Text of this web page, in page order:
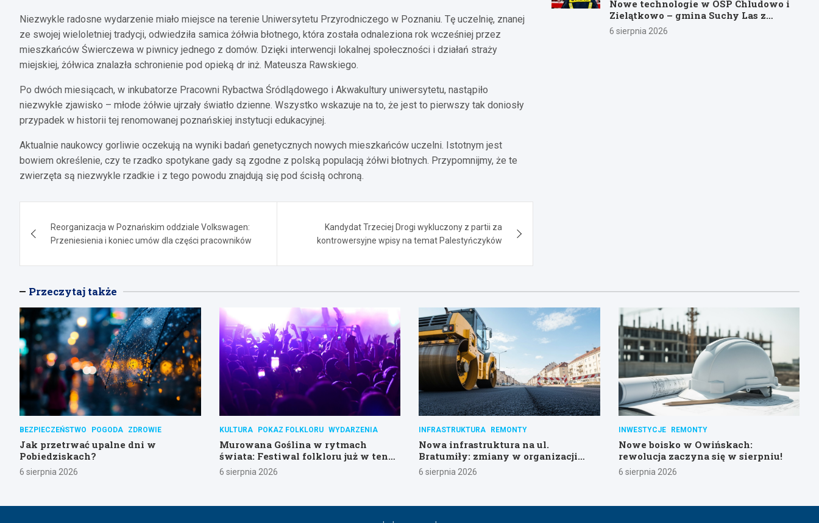
Niezwykle radosne wydarzenie miało miejsce na terenie Uniwersytetu Przyrodniczego w Poznaniu. Tę uczelnię, znanej
ze swojej wieloletniej tradycji, odwiedziła samica żółwia błotnego, która została odnaleziona rok wcześniej przez
mieszkańców Świerczewa w piwnicy jednego z domów. Dzięki interwencji lokalnej społeczności i działań straży
miejskiej, żółwica znalazła schronienie pod opieką dr inż. Mateusza Rawskiego.
Po dwóch miesiącach, w inkubatorze Pracowni Rybactwa Śródlądowego i Akwakultury uniwersytetu, nastąpiło
niezwykłe zjawisko – młode żółwie ujrzały światło dzienne. Wszystko wskazuje na to, że jest to pierwszy tak doniosły
przypadek w historii tej renomowanej poznańskiej instytucji edukacyjnej.
Aktualnie naukowcy gorliwie oczekują na wyniki badań genetycznych nowych mieszkańców uczelni. Istotnym jest
bowiem określenie, czy te rzadko spotykane gady są zgodne z polską populacją żółwi błotnych. Przypomnijmy, że te
zwierzęta są niezwykle rzadkie i z tego powodu znajdują się pod ścisłą ochroną.
wpisu
Reorganizacja w Poznańskim oddziale Volkswagen:
Przeniesienia i koniec umów dla części pracowników
Kandydat Trzeciej Drogi wykluczony z partii za
kontrowersyjne wpisy na temat Palestyńczyków
Nowe technologie w OSP Chludowo i
Zielątkowo – gmina Suchy Las z
dotacją na modernizację!
6 sierpnia 2026
Przeczytaj także
BEZPIECZEŃSTWO POGODA ZDROWIE
Jak przetrwać upalne dni w
Pobiedziskach?
6 sierpnia 2026
KULTURA POKAZ FOLKLORU WYDARZENIA
Murowana Goślina w rytmach
świata: Festiwal folkloru już w ten
weekend!
6 sierpnia 2026
INFRASTRUKTURA REMONTY
Nowa infrastruktura na ul.
Bratumiły: zmiany w organizacji
ruchu i parkingu
6 sierpnia 2026
INWESTYCJE REMONTY
Nowe boisko w Owińskach:
rewolucja zaczyna się w sierpniu!
6 sierpnia 2026